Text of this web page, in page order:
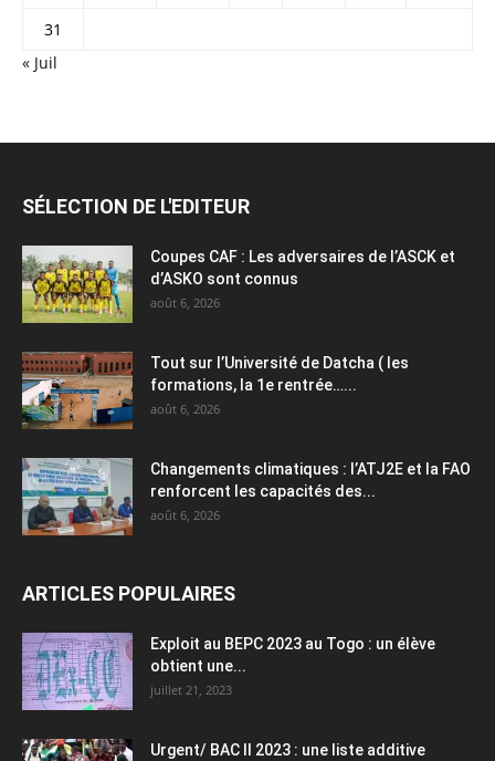
31
« Juil
SÉLECTION DE L'EDITEUR
Coupes CAF : Les adversaires de l’ASCK et
d’ASKO sont connus
août 6, 2026
Tout sur l’Université de Datcha ( les
formations, la 1e rentrée…...
août 6, 2026
Changements climatiques : l’ATJ2E et la FAO
renforcent les capacités des...
août 6, 2026
ARTICLES POPULAIRES
Exploit au BEPC 2023 au Togo : un élève
obtient une...
juillet 21, 2023
Urgent/ BAC II 2023 : une liste additive